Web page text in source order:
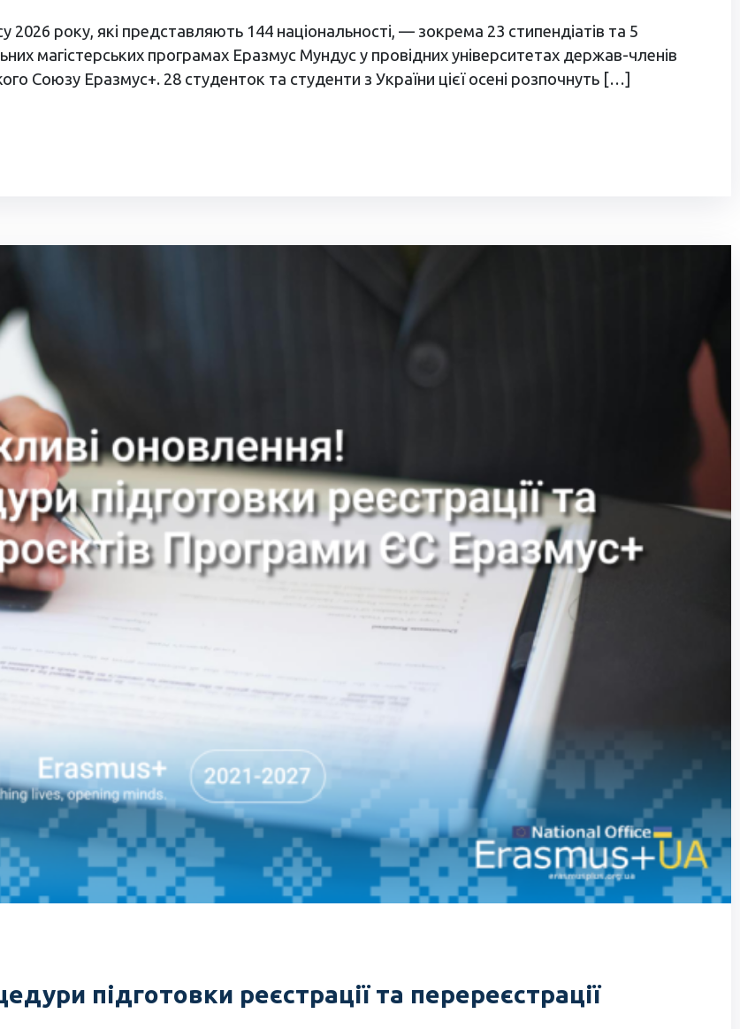
2026 року, які представляють 144 національності, — зокрема 23 стипендіатів та 5
магістерських програмах Еразмус Мундус у провідних університетах держав-членів
Союзу Еразмус+. 28 студенток та студенти з України цієї осені розпочнуть […]
підготовки реєстрації та перереєстрації